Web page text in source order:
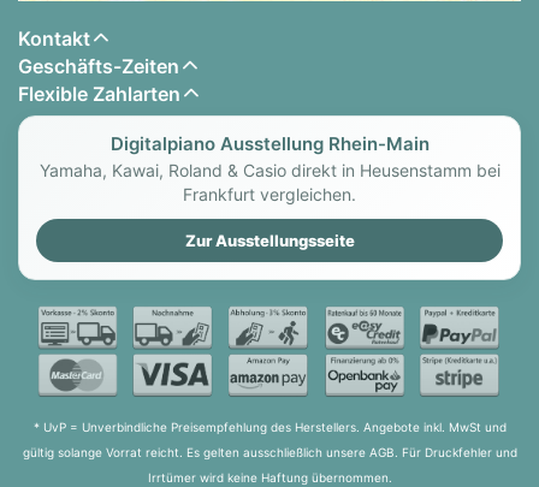
Kontakt
Geschäfts-Zeiten
Flexible Zahlarten
Digitalpiano Ausstellung Rhein-Main
Yamaha, Kawai, Roland & Casio direkt in Heusenstamm bei
Frankfurt vergleichen.
Zur Ausstellungsseite
* UvP = Unverbindliche Preisempfehlung des Herstellers. Angebote inkl. MwSt und
gültig solange Vorrat reicht. Es gelten ausschließlich unsere AGB. Für Druckfehler und
Irrtümer wird keine Haftung übernommen.